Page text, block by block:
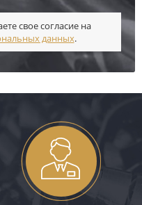
свое согласие на
данных.